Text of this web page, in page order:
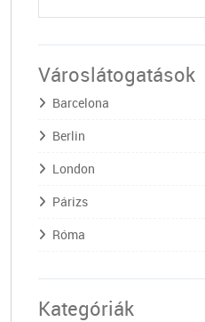
Városlátogatások
Barcelona
Berlin
London
Párizs
Róma
Kategóriák